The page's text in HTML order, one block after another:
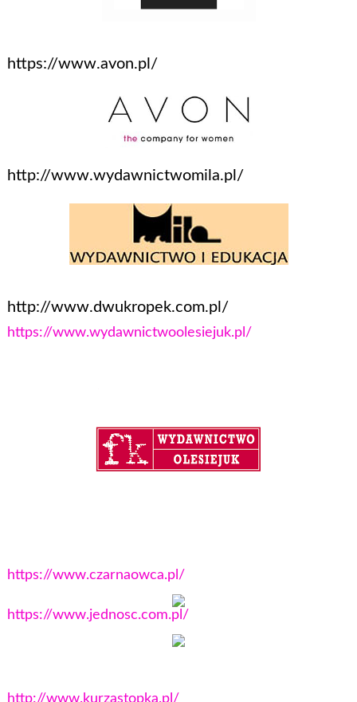
https://www.avon.pl/
http://www.wydawnictwomila.pl/
http://www.dwukropek.com.pl/
https://www.wydawnictwoolesiejuk.pl/
https://www.czarnaowca.pl/
https://www.jednosc.com.pl/
http://www.kurzastopka.pl/